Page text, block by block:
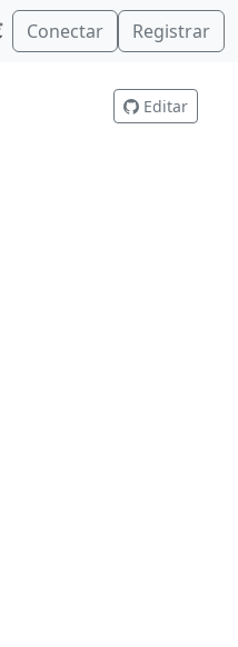
Conectar Registrar
Editar